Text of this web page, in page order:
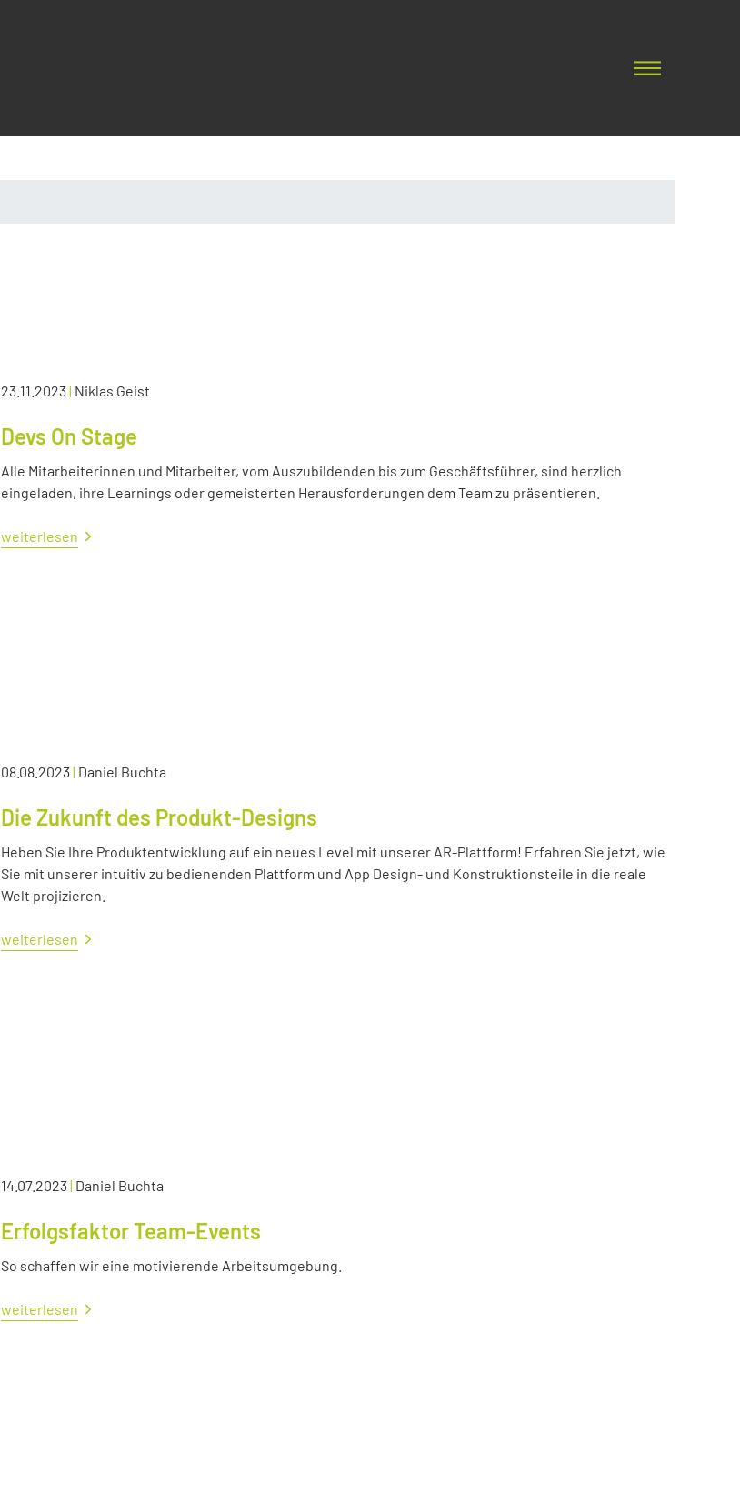
23.11.2023| Niklas Geist
Devs On Stage
Alle Mitarbeiterinnen und Mitarbeiter, vom Auszubildenden bis zum Geschäftsführer, sind herzlich
eingeladen, ihre Learnings oder gemeisterten Herausforderungen dem Team zu präsentieren.
weiterlesen
08.08.2023| Daniel Buchta
Die Zukunft des Produkt-Designs
Heben Sie Ihre Produktentwicklung auf ein neues Level mit unserer AR-Plattform! Erfahren Sie jetzt, wie
Sie mit unserer intuitiv zu bedienenden Plattform und App Design- und Konstruktionsteile in die reale
Welt projizieren.
weiterlesen
14.07.2023| Daniel Buchta
Erfolgsfaktor Team-Events
So schaffen wir eine motivierende Arbeitsumgebung.
weiterlesen